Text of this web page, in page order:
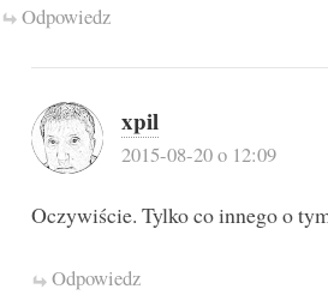
Odpowiedz
xpil
2015-08-20 o 12:09
Oczywiście. Tylko co innego o
Odpowiedz